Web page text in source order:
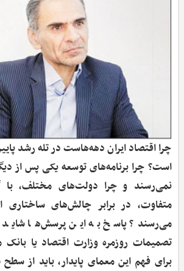
چرا اقتصاد ایران دهه‌هاست در تله رشد
است؟ چرا برنامه‌های توسعه یکی پس از
نمی‌رسند و چرا دولت‌های مختلف، با
متفاوت، در برابر چالش‌های
می‌رسند؟ پاسخ به این پرسش‌ها شاید
تصمیمات روزمره وزارت اقتصاد یا بانک
برای فهم این معمای پایدار، باید از